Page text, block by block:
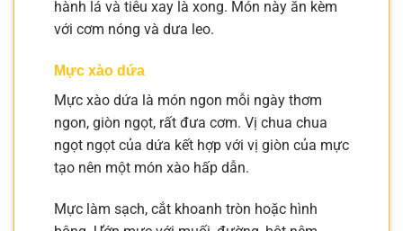
hành lá và tiêu xay là xong. Món này ăn kèm
với cơm nóng và dưa leo.
Mực xào dứa
Mực xào dứa là món ngon mỗi ngày thơm
ngon, giòn ngọt, rất đưa cơm. Vị chua chua
ngọt ngọt của dứa kết hợp với vị giòn của mực
tạo nên một món xào hấp dẫn.
Mực làm sạch, cắt khoanh tròn hoặc hình